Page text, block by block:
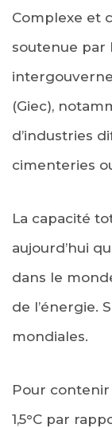
Complexe et
soutenue par
(Giec),
d’industries
cimenteries
La capacité
aujourd’hui
dans le
de l’énergie.
mondiales.
Pour
1,5°C par